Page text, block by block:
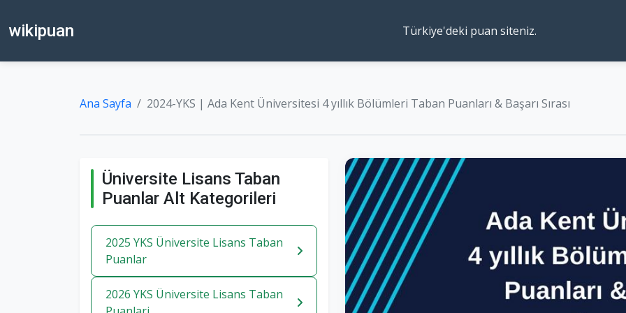
wikipuan Türkiye'deki puan siteniz.
Ana Sayfa 2024-YKS | Ada Kent Üniversitesi 4 yıllık Bölümleri Taban Puanları & Başarı Sırası
Üniversite Lisans Taban
Puanlar Alt Kategorileri
2025 YKS Üniversite Lisans Taban
Puanlar
2026 YKS Üniversite Lisans Taban